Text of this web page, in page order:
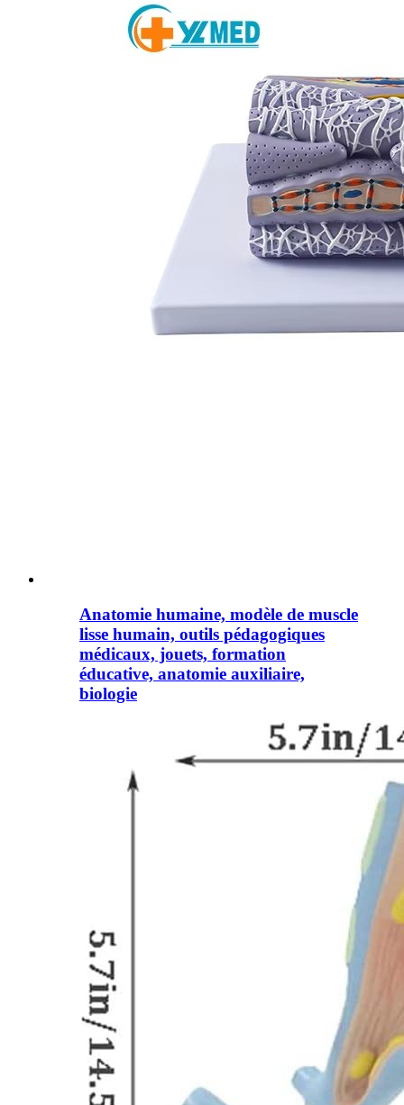
Anatomie humaine, modèle de muscle
lisse humain, outils pédagogiques
médicaux, jouets, formation
éducative, anatomie auxiliaire,
biologie